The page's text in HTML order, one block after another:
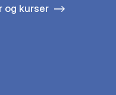
og kurser